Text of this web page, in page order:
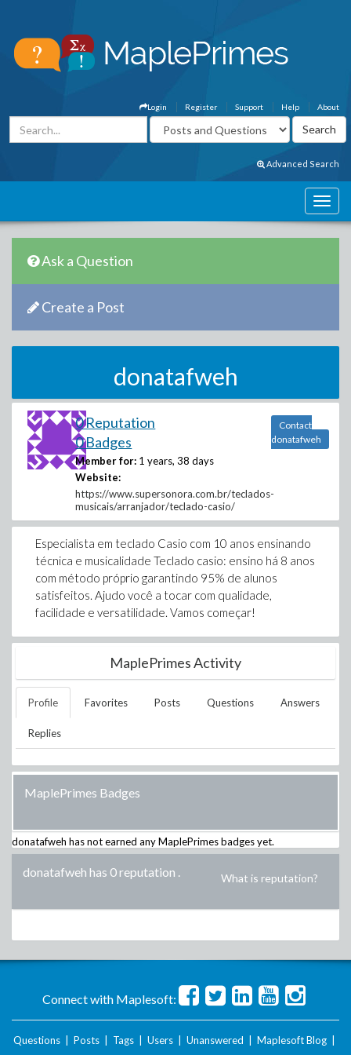
About
Help
Support
Register
Login
Advanced Search
Ask a Question
Create a Post
donatafweh
0 Reputation
0 Badges
Member for: 1 years, 38 days
Website:
https://www.supersonora.com.br/teclados-
musicais/arranjador/teclado-casio/
Contact
donatafweh
Especialista em teclado Casio com 10 anos ensinando
técnica e musicalidade Teclado casio: ensino há 8 anos
com método próprio garantindo 95% de alunos
satisfeitos. Ajudo você a tocar com qualidade,
facilidade e versatilidade. Vamos começar!
MaplePrimes Activity
Profile Favorites Posts Questions Answers
Replies
MaplePrimes Badges
donatafweh has not earned any MaplePrimes badges yet.
donatafweh has 0 reputation . What is reputation?
Connect with Maplesoft:
Questions Posts Tags Users Unanswered Maplesoft Blog